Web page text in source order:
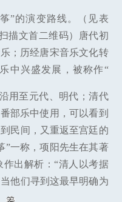
”的演变路线。（见表
描文首二维码）唐代初
；历经唐宋音乐文化转
中兴盛发展，被称作“
用至元代、明代；清代
部乐中使用，可以看到
民间，又重返至宫廷的
”一称，项阳先生在其著
作出解析：“清人以考据
他们寻到这最早明确为